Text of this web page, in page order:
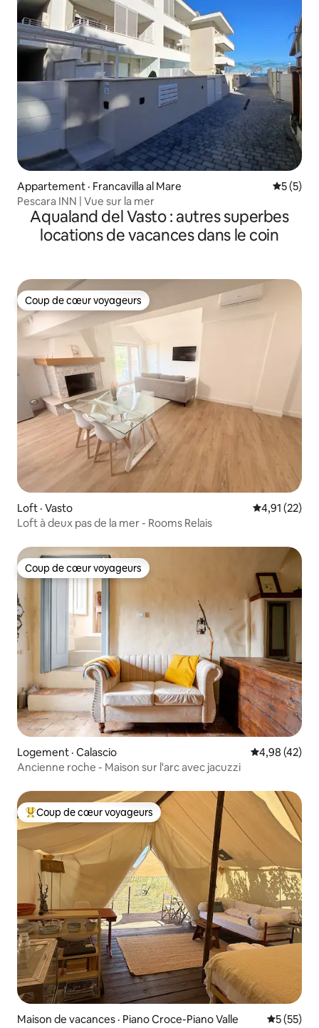
Appartement · Francavilla al Mare Note
5 (5)
Pescara INN | Vue sur la mer
Aqualand del Vasto : autres superbes
locations de vacances dans le coin
Coup de cœur voyageurs
Coup de cœur voyageurs
Loft · Vasto Note
4,91 (22)
Loft à deux pas de la mer - Rooms Relais
Coup de cœur voyageurs
Coup de cœur voyageurs
Logement · Calascio Note
4,98 (42)
Ancienne roche - Maison sur l'arc avec jacuzzi
Coup de cœur voyageurs parmi les plus aimés
Coup de cœur voyageurs
Maison de vacances · Piano Croce-Piano Valle Note
5 (55)